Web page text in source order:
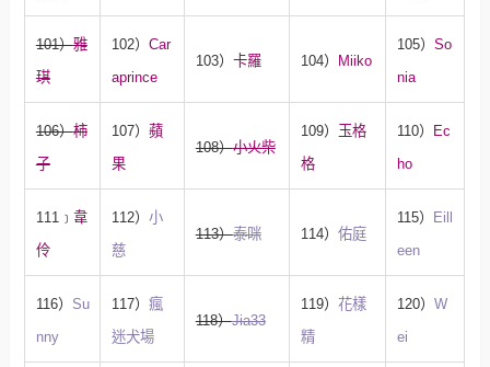
101）雅
琪
102） Car
aprince
103） 卡羅 104） Miiko
105） So
nia
106）柿
子
107） 蘋
果
108）小火柴
109） 玉格
格
110） Ec
ho
111﹞ 韋
伶
112） 小
慈
113）泰咪 114） 佑庭
115） Eill
een
116） Su
nny
117） 瘋
迷犬場
118）Jia33
119） 花樣
精
120） W
ei